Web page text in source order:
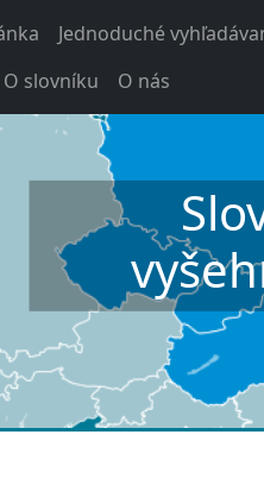
Jednoduché
O slovníku O nás